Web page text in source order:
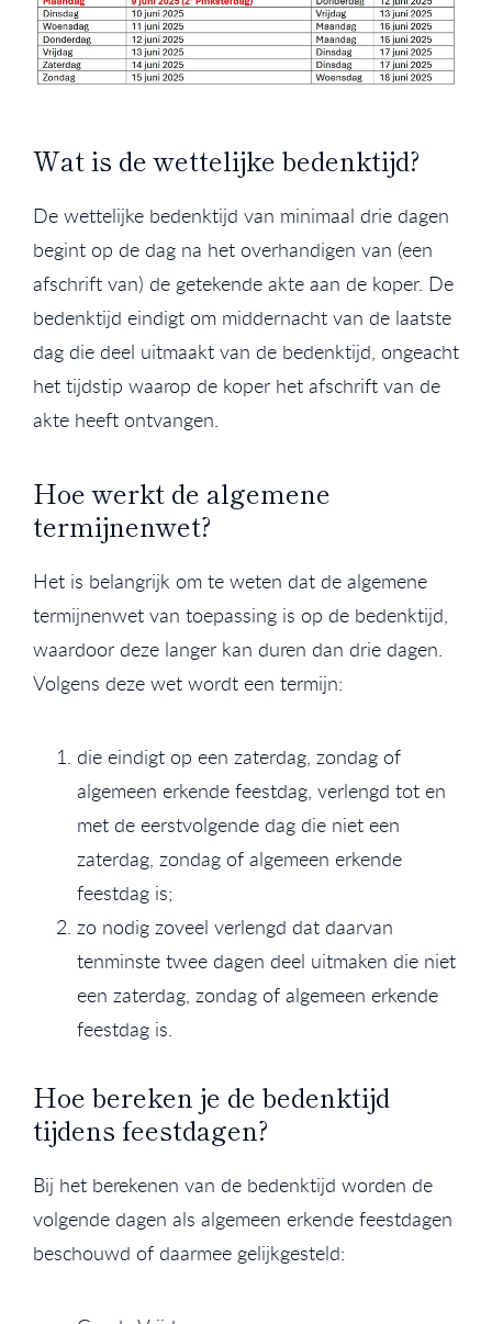
Wat is de wettelijke bedenktijd?
De wettelijke bedenktijd van minimaal drie dagen
begint op de dag na het overhandigen van (een
afschrift van) de getekende akte aan de koper. De
bedenktijd eindigt om middernacht van de laatste
dag die deel uitmaakt van de bedenktijd, ongeacht
het tijdstip waarop de koper het afschrift van de
akte heeft ontvangen.
Hoe werkt de algemene
termijnenwet?
Het is belangrijk om te weten dat de algemene
termijnenwet van toepassing is op de bedenktijd,
waardoor deze langer kan duren dan drie dagen.
Volgens deze wet wordt een termijn:
die eindigt op een zaterdag, zondag of
algemeen erkende feestdag, verlengd tot en
met de eerstvolgende dag die niet een
zaterdag, zondag of algemeen erkende
feestdag is;
zo nodig zoveel verlengd dat daarvan
tenminste twee dagen deel uitmaken die niet
een zaterdag, zondag of algemeen erkende
feestdag is.
Hoe bereken je de bedenktijd
tijdens feestdagen?
Bij het berekenen van de bedenktijd worden de
volgende dagen als algemeen erkende feestdagen
beschouwd of daarmee gelijkgesteld: